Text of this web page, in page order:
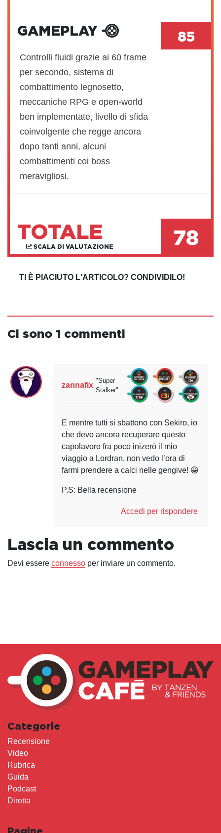
GAMEPLAY
Controlli fluidi grazie ai 60 frame
per secondo, sistema di
combattimento legnosetto,
meccaniche RPG e open-world
ben implementate, livello di sfida
coinvolgente che regge ancora
dopo tanti anni, alcuni
combattimenti coi boss
meravigliosi.
85
TOTALE
SCALA DI VALUTAZIONE 78
TI È PIACIUTO L'ARTICOLO? CONDIVIDILO!
Ci sono 1 commenti
zannafix
"Super
Stalker"
E mentre tutti si sbattono con Sekiro, io
che devo ancora recuperare questo
capolavoro fra poco inizerò il mio
viaggio a Lordran, non vedo l’ora di
farmi prendere a calci nelle gengive! 😀
P.S: Bella recensione
Accedi per rispondere
Lascia un commento
Devi essere connesso per inviare un commento.
Categorie
Recensione
Video
Rubrica
Guida
Podcast
Diretta
Pagine